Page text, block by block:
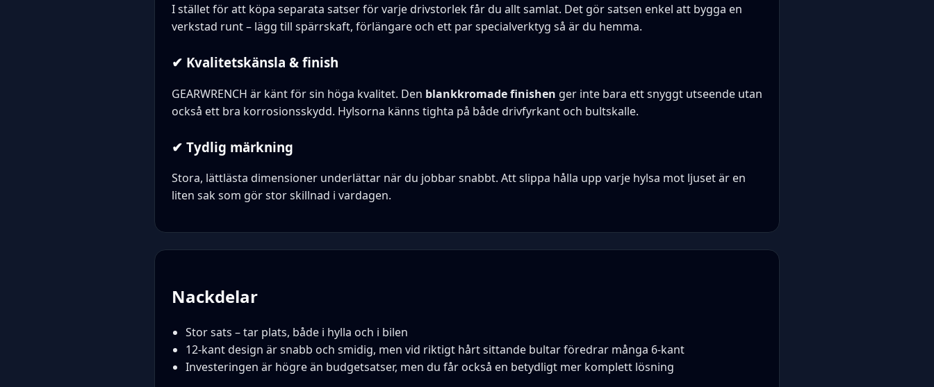
I stället för att köpa separata satser för varje drivstorlek får du allt samlat. Det gör satsen enkel att bygga en
verkstad runt – lägg till spärrskaft, förlängare och ett par specialverktyg så är du hemma.
✔ Kvalitetskänsla & finish
GEARWRENCH är känt för sin höga kvalitet. Den blankkromade finishen ger inte bara ett snyggt utseende utan
också ett bra korrosionsskydd. Hylsorna känns tighta på både drivfyrkant och bultskalle.
✔ Tydlig märkning
Stora, lättlästa dimensioner underlättar när du jobbar snabbt. Att slippa hålla upp varje hylsa mot ljuset är en
liten sak som gör stor skillnad i vardagen.
Nackdelar
Stor sats – tar plats, både i hylla och i bilen
12-kant design är snabb och smidig, men vid riktigt hårt sittande bultar föredrar många 6-kant
Investeringen är högre än budgetsatser, men du får också en betydligt mer komplett lösning